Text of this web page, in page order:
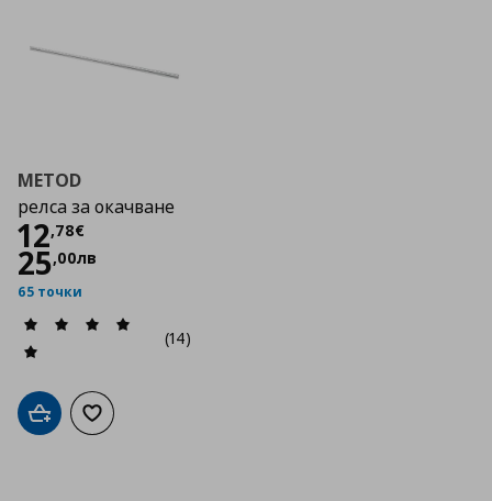
METOD
релса за окачване
12,78€
Цена
25,00лв
65 точки
(14)
Добави в кошницата
Добави към списъка с любими